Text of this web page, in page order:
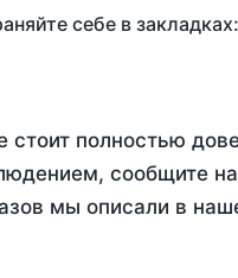
себе в закладках:
полностью
сообщите
мы описали в